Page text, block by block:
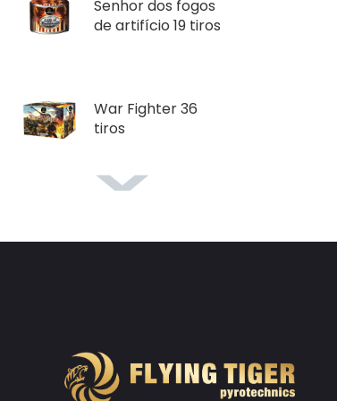
Senhor dos fogos
de artifício 19 tiros
War Fighter 36
tiros